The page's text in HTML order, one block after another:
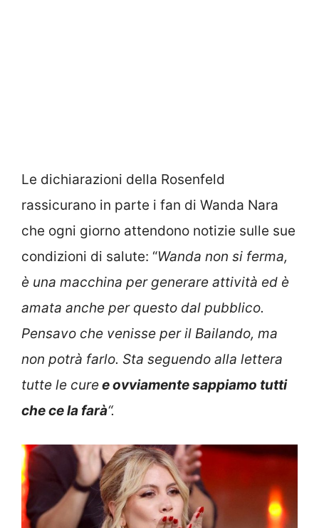
Le dichiarazioni della Rosenfeld
rassicurano in parte i fan di Wanda Nara
che ogni giorno attendono notizie sulle sue
condizioni di salute: “Wanda non si ferma,
è una macchina per generare attività ed è
amata anche per questo dal pubblico.
Pensavo che venisse per il Bailando, ma
non potrà farlo. Sta seguendo alla lettera
tutte le curee ovviamente sappiamo tutti
che ce la farà“.